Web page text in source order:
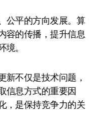
公平的方向发展。算
容的传播，提升信息
。
新不仅是技术问题，
信息方式的重要因
，是保持竞争力的关